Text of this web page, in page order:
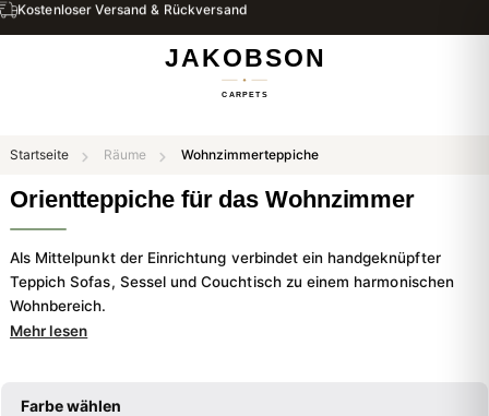
Kostenloser Versand & Rückversand
Startseite Räume Wohnzimmerteppiche
Orientteppiche für das Wohnzimmer
Als Mittelpunkt der Einrichtung verbindet ein handgeknüpfter
Teppich Sofas, Sessel und Couchtisch zu einem harmonischen
Wohnbereich.
Mehr lesen
Farbe wählen